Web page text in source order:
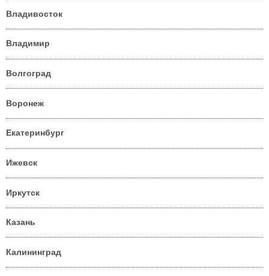
Владивосток
Владимир
Волгоград
Воронеж
Екатеринбург
Ижевск
Иркутск
Казань
Калининград